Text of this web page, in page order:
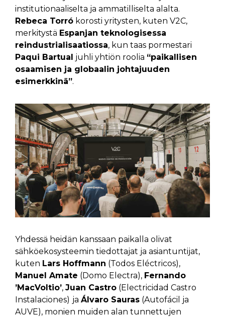
institutionaaliselta ja ammatilliselta alalta.
Rebeca Torró korosti yritysten, kuten V2C,
merkitystä Espanjan teknologisessa
reindustrialisaatiossa, kun taas pormestari
Paqui Bartual juhli yhtiön roolia “paikallisen
osaamisen ja globaalin johtajuuden
esimerkkinä”.
Yhdessä heidän kanssaan paikalla olivat
sähköekosysteemin tiedottajat ja asiantuntijat,
kuten Lars Hoffmann (Todos Eléctricos),
Manuel Amate (Domo Electra), Fernando
’MacVoltio’, Juan Castro (Electricidad Castro
Instalaciones) ja Álvaro Sauras (Autofácil ja
AUVE), monien muiden alan tunnettujen